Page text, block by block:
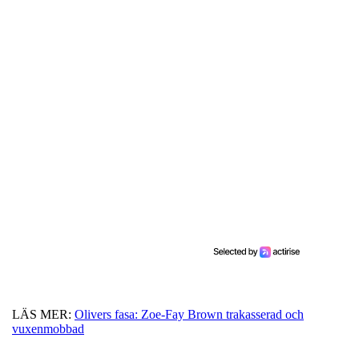
LÄS MER: Olivers fasa: Zoe-Fay Brown trakasserad och
vuxenmobbad